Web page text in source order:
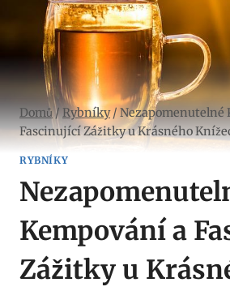
Domů /Rybníky/Nezapomenutelné
Fascinující Zážitky u Krásného
RYBNÍKY
Kempování a
Zážitky u